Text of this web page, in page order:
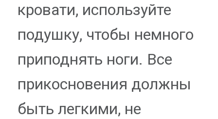
кровати, используйте
подушку, чтобы немного
приподнять ноги. Все
прикосновения должны
быть легкими, не